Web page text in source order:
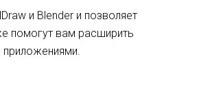
и Blender и позволяет
помогут вам расширить